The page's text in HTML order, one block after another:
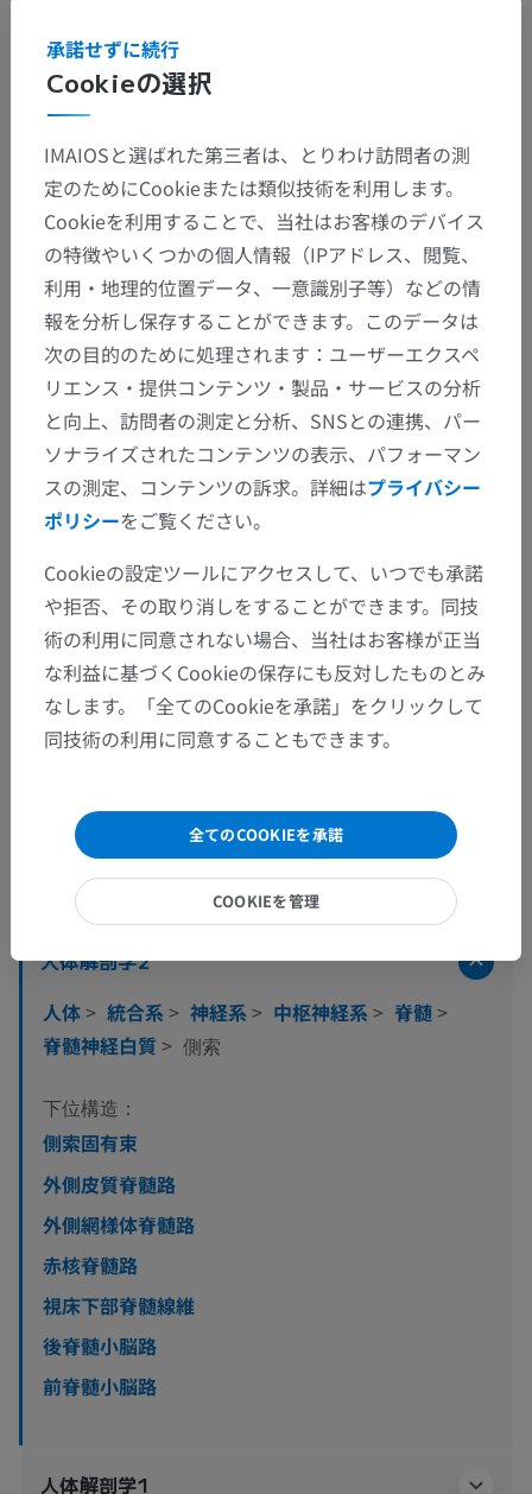
解剖学的階層
人体解剖学2
人体> 統合系> 神経系> 中枢神経系> 脊髄>
脊髄神経白質> 側索
下位構造：
側索固有束
外側皮質脊髄路
外側網様体脊髄路
赤核脊髄路
視床下部脊髄線維
後脊髄小脳路
前脊髄小脳路
人体解剖学1
Cookieの選択
承諾せずに続行
IMAIOSと選ばれた第三者は、とりわけ訪問者の測
定のためにCookieまたは類似技術を利用します。
Cookieを利用することで、当社はお客様のデバイス
の特徴やいくつかの個人情報（IPアドレス、閲覧、
利用・地理的位置データ、一意識別子等）などの情
報を分析し保存することができます。このデータは
次の目的のために処理されます：ユーザーエクスペ
リエンス・提供コンテンツ・製品・サービスの分析
と向上、訪問者の測定と分析、SNSとの連携、パー
ソナライズされたコンテンツの表示、パフォーマン
スの測定、コンテンツの訴求。詳細はプライバシー
ポリシーをご覧ください。
Cookieの設定ツールにアクセスして、いつでも承諾
や拒否、その取り消しをすることができます。同技
術の利用に同意されない場合、当社はお客様が正当
な利益に基づくCookieの保存にも反対したものとみ
なします。「全てのCookieを承諾」をクリックして
同技術の利用に同意することもできます。
全てのCOOKIEを承諾
COOKIEを管理